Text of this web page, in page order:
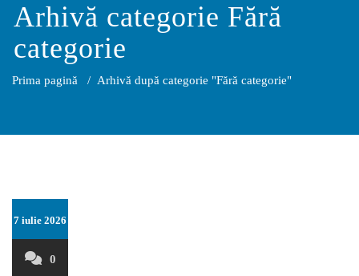
Arhivă categorie Fără
categorie
Prima pagină / Arhivă după categorie "Fără categorie"
7 iulie 2026
0